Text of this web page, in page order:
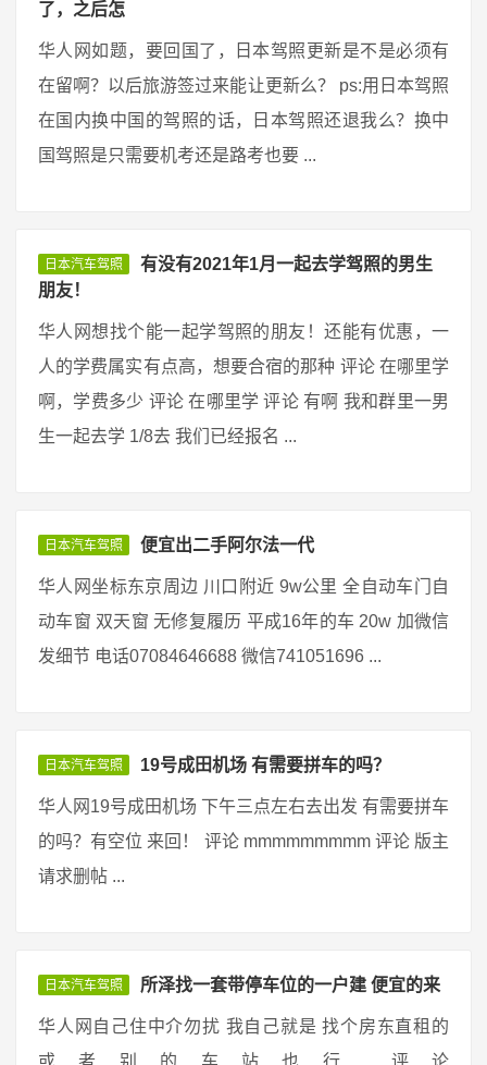
了，之后怎
华人网如题，要回国了，日本驾照更新是不是必须有
在留啊？以后旅游签过来能让更新么？ ps:用日本驾照
在国内换中国的驾照的话，日本驾照还退我么？换中
国驾照是只需要机考还是路考也要 ...
日本汽车驾照
有没有2021年1月一起去学驾照的男生
朋友！
华人网想找个能一起学驾照的朋友！还能有优惠，一
人的学费属实有点高，想要合宿的那种 评论 在哪里学
啊，学费多少 评论 在哪里学 评论 有啊 我和群里一男
生一起去学 1/8去 我们已经报名 ...
日本汽车驾照 便宜出二手阿尔法一代
华人网坐标东京周边 川口附近 9w公里 全自动车门自
动车窗 双天窗 无修复履历 平成16年的车 20w 加微信
发细节 电话07084646688 微信741051696 ...
日本汽车驾照 19号成田机场 有需要拼车的吗？
华人网19号成田机场 下午三点左右去出发 有需要拼车
的吗？有空位 来回！ 评论 mmmmmmmmm 评论 版主
请求删帖 ...
日本汽车驾照 所泽找一套带停车位的一户建 便宜的来
华人网自己住中介勿扰 我自己就是 找个房东直租的
或者别的车站也行 评论